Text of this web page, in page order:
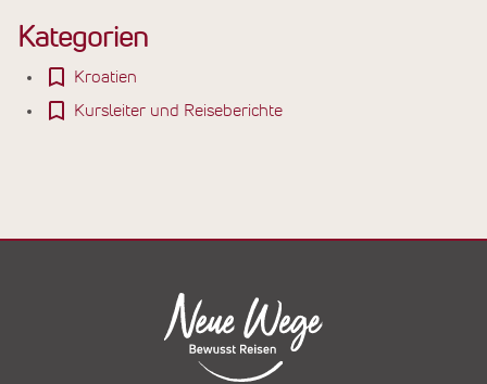
Kategorien
Kroatien
Kursleiter und Reiseberichte